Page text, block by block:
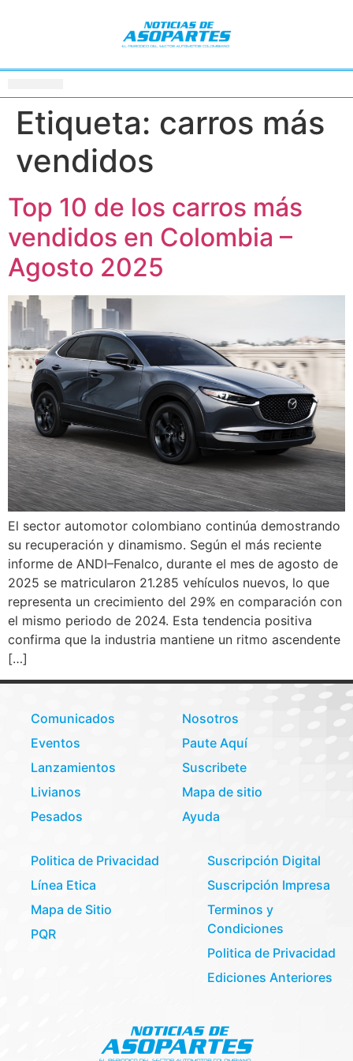
Etiqueta: carros más
vendidos
Top 10 de los carros más
vendidos en Colombia –
Agosto 2025
El sector automotor colombiano continúa demostrando
su recuperación y dinamismo. Según el más reciente
informe de ANDI–Fenalco, durante el mes de agosto de
2025 se matricularon 21.285 vehículos nuevos, lo que
representa un crecimiento del 29% en comparación con
el mismo periodo de 2024. Esta tendencia positiva
confirma que la industria mantiene un ritmo ascendente
[…]
Comunicados
Eventos
Lanzamientos
Livianos
Pesados
Nosotros
Paute Aquí
Suscribete
Mapa de sitio
Ayuda
Politica de Privacidad
Línea Etica
Mapa de Sitio
PQR
Suscripción Digital
Suscripción Impresa
Terminos y
Condiciones
Politica de Privacidad
Ediciones Anteriores